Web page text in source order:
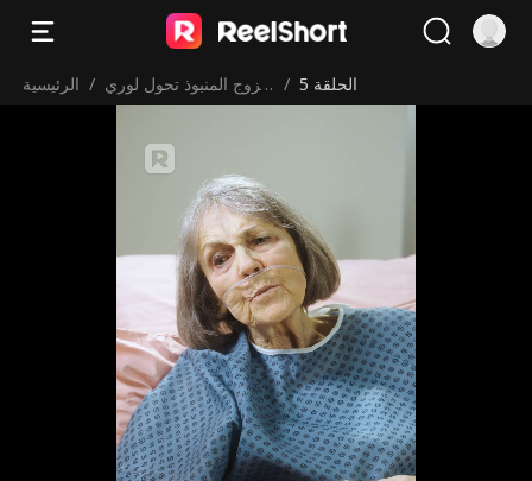
الرئيسية / الزوج المنبوذ تحول لوري / الحلقة 5